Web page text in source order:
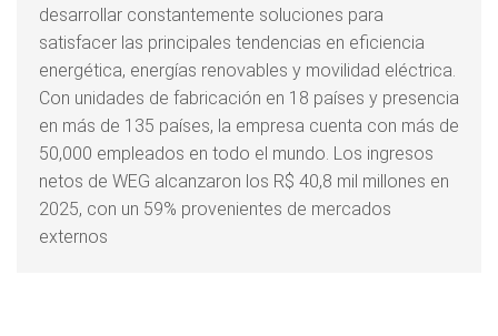
desarrollar constantemente soluciones para
satisfacer las principales tendencias en eficiencia
energética, energías renovables y movilidad eléctrica.
Con unidades de fabricación en 18 países y presencia
en más de 135 países, la empresa cuenta con más de
50,000 empleados en todo el mundo. Los ingresos
netos de WEG alcanzaron los R$ 40,8 mil millones en
2025, con un 59% provenientes de mercados
externos